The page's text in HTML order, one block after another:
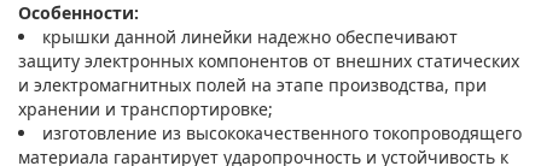
Особенности:
крышки данной линейки надежно обеспечивают
защиту электронных компонентов от внешних статических
и электромагнитных полей на этапе производства, при
хранении и транспортировке;
изготовление из высококачественного токопроводящего
материала гарантирует ударопрочность и устойчивость к